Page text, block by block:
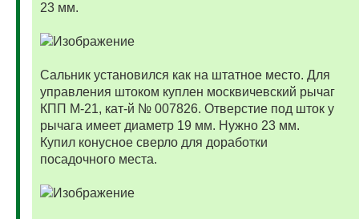
23 мм.
Сальник установился как на штатное место. Для
управления штоком куплен москвичевский рычаг
КПП М-21, кат-й № 007826. Отверстие под шток у
рычага имеет диаметр 19 мм. Нужно 23 мм.
Купил конусное сверло для доработки
посадочного места.